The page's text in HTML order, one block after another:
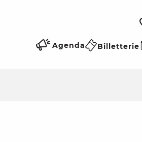
Agenda Billetterie